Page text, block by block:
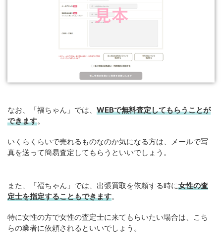
なお、「福ちゃん」では、 WEBで無料査定してもらうことが
できます。
いくらくらいで売れるものなのか気になる方は、メールで写
真を送って簡易査定してもらうといいでしょう。
また、「福ちゃん」では、出張買取を依頼する時に女性の査
定士を指定することもできます。
特に女性の方で女性の査定士に来てもらいたい場合は、こち
らの業者に依頼されるといいでしょう。